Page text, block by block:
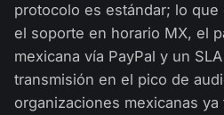
protocolo es estándar; lo
el soporte en horario MX, el
mexicana vía PayPal y un
transmisión en el pico de
organizaciones mexicanas